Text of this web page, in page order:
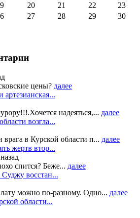
20 21 22
23
27 28 29
30
цены? далее
надеяться,... далее
возгла...
врага в Курской области п... далее
жертв втор...
спится? Беже... далее
восстан...
можно по-разному. Одно... далее
области...